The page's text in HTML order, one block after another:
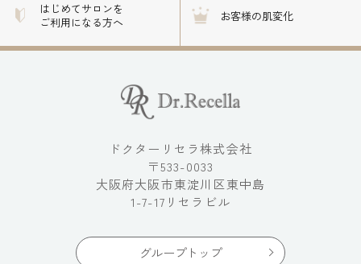
はじめてサロンを
ご利用になる方へ
お客様の肌変化
ドクターリセラ株式会社
〒533-0033
大阪府大阪市東淀川区東中島
1-7-17リセラビル
グループトップ